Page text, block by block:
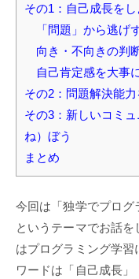
その1：自己成長をし
「問題」から逃げ
向き・不向きの判
自己肯定感を大事
その2：問題解決能力
その3：新しいコミ
ね）ぼう
まとめ
今回は「独学でプログ
というテーマでお話
はプログラミング学
ワードは「自己成長